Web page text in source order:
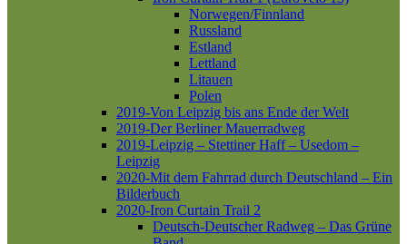
Norwegen/Finnland
Russland
Estland
Lettland
Litauen
Polen
2019-Von Leipzig bis ans Ende der Welt
2019-Der Berliner Mauerradweg
2019-Leipzig – Stettiner Haff – Usedom –
Leipzig
2020-Mit dem Fahrrad durch Deutschland – Ein
Bilderbuch
2020-Iron Curtain Trail 2
Deutsch-Deutscher Radweg – Das Grüne